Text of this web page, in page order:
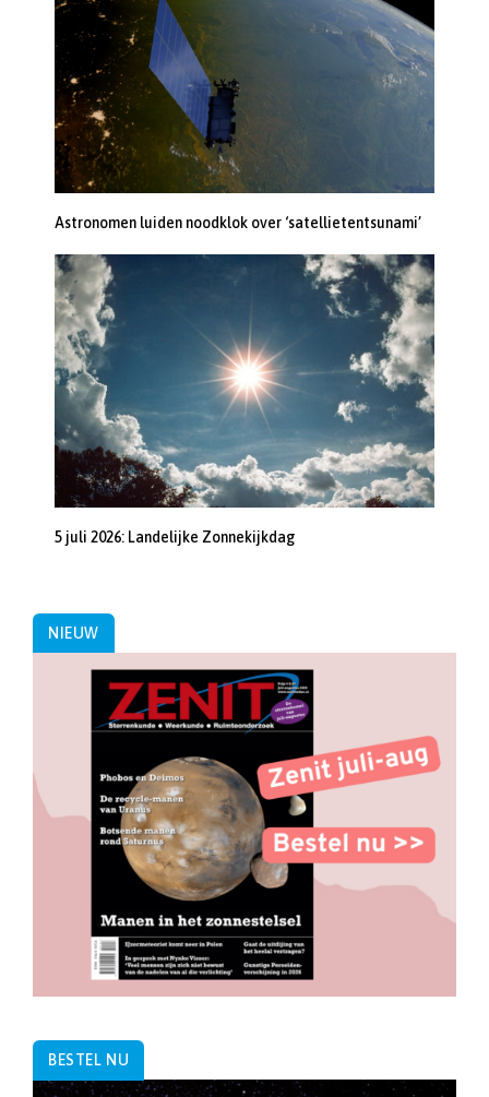
Astronomen luiden noodklok over ‘satellietentsunami’
5 juli 2026: Landelijke Zonnekijkdag
NIEUW
BESTEL NU